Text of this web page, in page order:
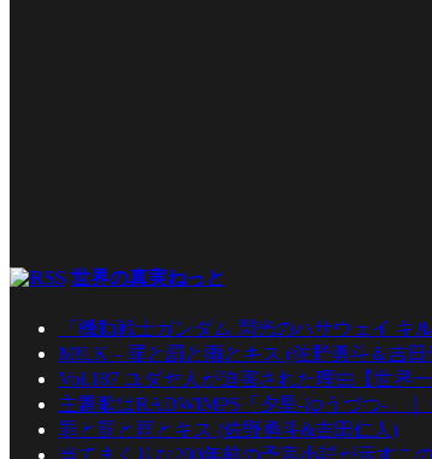
世界の真実ねっと
『機動戦士ガンダム 閃光のハサウェイ キ
M!LK – 罪と罰と雨とキス (佐野勇斗＆吉田
Vol.187 ユダヤ人が迫害された理由【世界
主題歌はRADWIMPS「夕星-ゆうづつ-」
罪と罰と雨とキス (佐野勇斗&吉田仁人)